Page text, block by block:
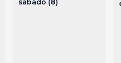
sábado (8)